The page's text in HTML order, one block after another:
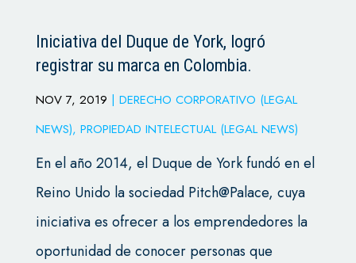
Iniciativa del Duque de York, logró
registrar su marca en Colombia.
NOV 7, 2019 | DERECHO CORPORATIVO (LEGAL
NEWS), PROPIEDAD INTELECTUAL (LEGAL NEWS)
En el año 2014, el Duque de York fundó en el
Reino Unido la sociedad Pitch@Palace, cuya
iniciativa es ofrecer a los emprendedores la
oportunidad de conocer personas que